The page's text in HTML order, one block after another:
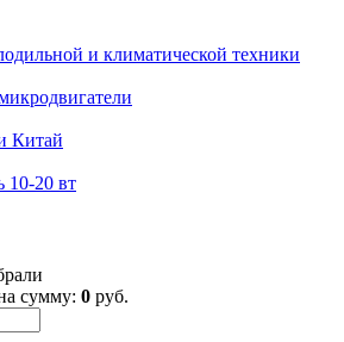
и климатической техники
Китай
10-20 вт
сумму: 0 руб.